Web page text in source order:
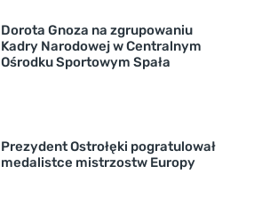
Dorota Gnoza na zgrupowaniu
Kadry Narodowej w Centralnym
Ośrodku Sportowym Spała
Prezydent Ostrołęki pogratulował
medalistce mistrzostw Europy